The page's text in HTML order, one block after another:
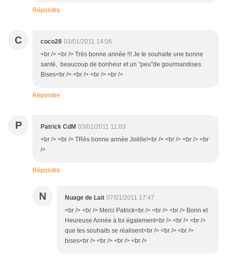
Répondre
C coco28 03/01/2011 14:06
<br /> <br /> Très bonne année !!! Je te souhaite une bonne
santé, beaucoup de bonheur et un "peu"de gourmandises
Bises<br /> <br /> <br /> <br />
Répondre
P Patrick CdM 03/01/2011 11:03
<br /> <br /> TRès bonne année Joëlle!<br /> <br /> <br /> <br
/>
Répondre
N Nuage de Lait 07/01/2011 17:47
<br /> <br /> Merci Patrick<br /> <br /> <br /> Bonn et
Heureuse Année à toi également<br /> <br /> <br />
que tes souhaits se réalisent<br /> <br /> <br />
bises<br /> <br /> <br /> <br />